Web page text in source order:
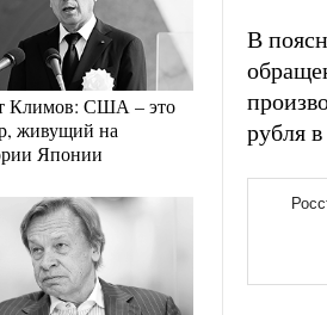
Климов: США – это
живущий на
Японии
В
рубля